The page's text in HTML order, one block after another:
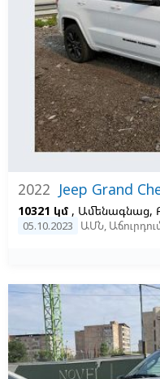
2022 Jeep Grand
10321 կմ , Ամենագնաց,
05.10.2023 ԱՄՆ,